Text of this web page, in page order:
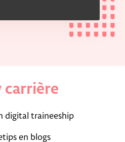
carrière
digital traineeship
en blogs